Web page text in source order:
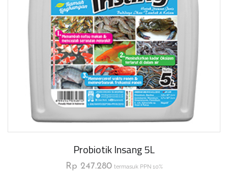
Probiotik Insang 5L
Rp 247.280 termasuk PPN 10%